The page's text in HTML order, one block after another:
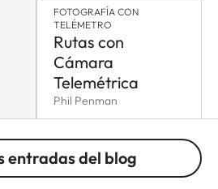
FOTOGRAFÍA CON
TELÉMETRO
Rutas con
Cámara
Telemétrica
Phil Penman
entradas del blog